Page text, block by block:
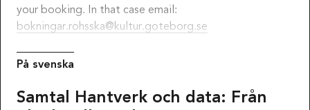
your booking. In that case email:
bokningar.rohsska@kultur.goteborg.se
På svenska
Samtal Hantverk och data: Från